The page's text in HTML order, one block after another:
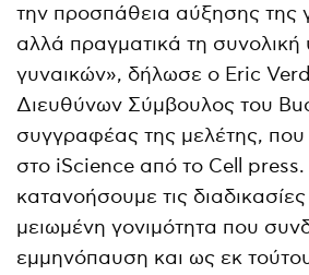
την προσπάθεια αύξησης της
αλλά πραγματικά τη συνολική
γυναικών», δήλωσε ο Eric
Διευθύνων Σύμβουλος του
συγγραφέας της μελέτης, που
στο iScience από το Cell
κατανοήσουμε τις
μειωμένη γονιμότητα που
εμμηνόπαυση και ως εκ